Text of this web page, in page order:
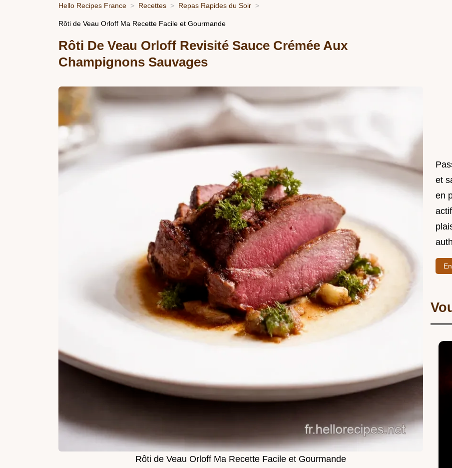
Hello Recipes France Recettes Repas Rapides du Soir
Rôti de Veau Orloff Ma Recette Facile et Gourmande
Rôti De Veau Orloff Revisité Sauce Crémée Aux
Champignons Sauvages
Rôti de Veau Orloff Ma Recette Facile et Gourmande
et
en